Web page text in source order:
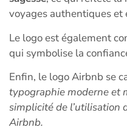
voyages authentiques et
Le logo est également
qui symbolise la
Enfin, le logo Airbnb se
typographie moderne et
simplicité de l’utilisation
Airbnb.